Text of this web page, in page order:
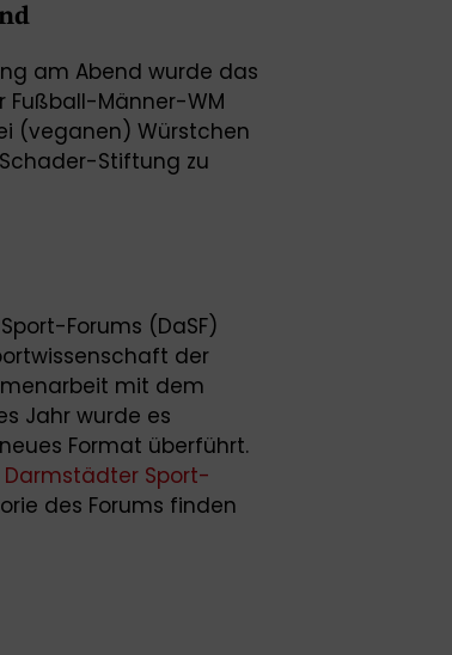
am Abend wurde das
Fußball-Männer-WM
(veganen) Würstchen
Stiftung zu
Forums (DaSF)
der
mit dem
Jahr wurde es
Format überführt.
Darmstädter Sport-
des Forums finden